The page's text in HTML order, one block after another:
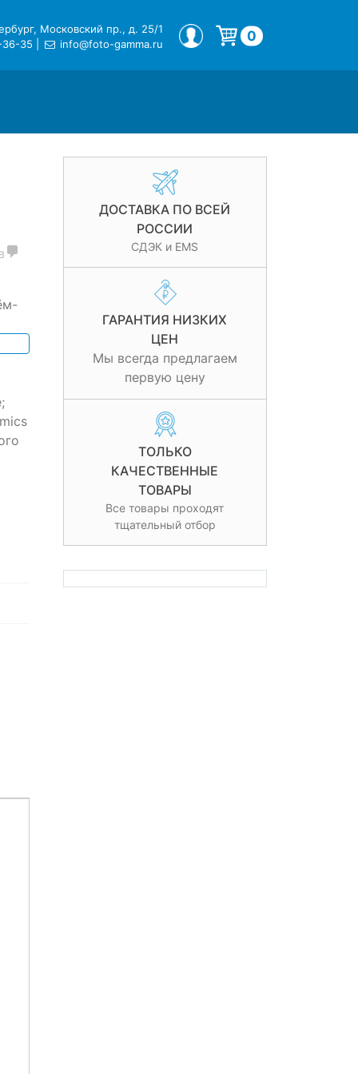
Московский пр., д. 25/1
36-35
info@foto-gamma.ru
МОЙ ПРОФИЛЬ 0
ДОСТАВКА ПО ВСЕЙ
РОССИИ
СДЭК и EMS
ГАРАНТИЯ НИЗКИХ
ЦЕН
Мы всегда предлагаем
первую цену
ТОЛЬКО
КАЧЕСТВЕННЫЕ
ТОВАРЫ
Все товары проходят
тщательный отбор